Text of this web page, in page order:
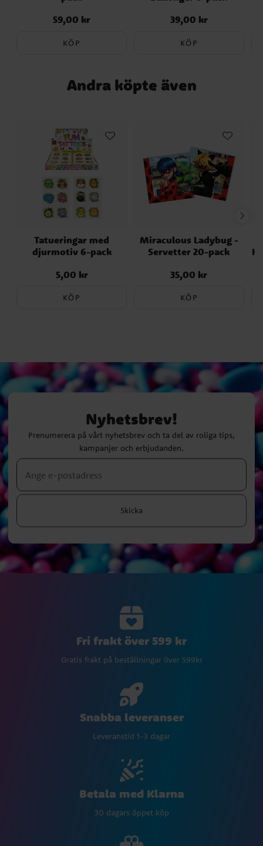
Pris:59,00 kr
59,00 kr
KÖP
Pris:39,00 kr
39,00 kr
KÖP
Andra köpte även
Tatueringar med
djurmotiv 6-pack
Pris:5,00 kr
5,00 kr
KÖP
Miraculous Ladybug -
Servetter 20-pack
Pris:35,00 kr
35,00 kr
KÖP
Nyhetsbrev!
Prenumerera på vårt nyhetsbrev och ta del av roliga tips,
kampanjer och erbjudanden.
Skicka
Fri frakt över 599 kr
Gratis frakt på beställningar över 599kr
Snabba leveranser
Leveranstid 1-3 dagar
Betala med Klarna
30 dagars öppet köp